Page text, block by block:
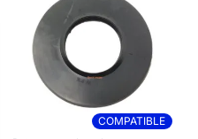
COMPATIBLE